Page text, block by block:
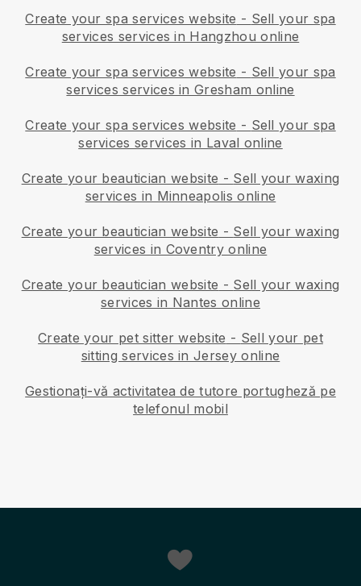
Create your spa services website - Sell your spa
services services in Hangzhou online
Create your spa services website - Sell your spa
services services in Gresham online
Create your spa services website - Sell your spa
services services in Laval online
Create your beautician website - Sell your waxing
services in Minneapolis online
Create your beautician website - Sell your waxing
services in Coventry online
Create your beautician website - Sell your waxing
services in Nantes online
Create your pet sitter website - Sell your pet
sitting services in Jersey online
Gestionați-vă activitatea de tutore portugheză pe
telefonul mobil